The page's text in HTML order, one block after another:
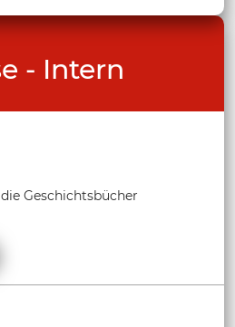
- Intern
Geschichtsbücher